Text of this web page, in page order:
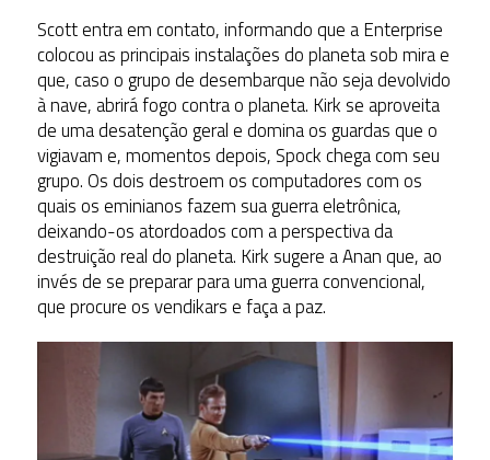
Scott entra em contato, informando que a Enterprise
colocou as principais instalações do planeta sob mira e
que, caso o grupo de desembarque não seja devolvido
à nave, abrirá fogo contra o planeta. Kirk se aproveita
de uma desatenção geral e domina os guardas que o
vigiavam e, momentos depois, Spock chega com seu
grupo. Os dois destroem os computadores com os
quais os eminianos fazem sua guerra eletrônica,
deixando-os atordoados com a perspectiva da
destruição real do planeta. Kirk sugere a Anan que, ao
invés de se preparar para uma guerra convencional,
que procure os vendikars e faça a paz.